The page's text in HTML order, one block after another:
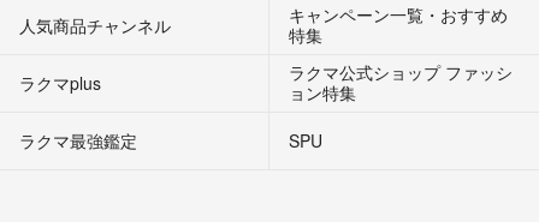
人気商品チャンネル
キャンペーン一覧・おすすめ
特集
ラクマplus
ラクマ公式ショップ ファッシ
ョン特集
ラクマ最強鑑定
SPU